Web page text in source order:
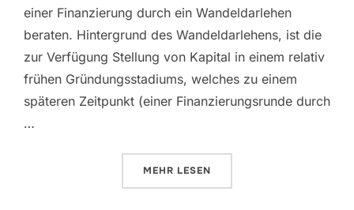
einer Finanzierung durch ein Wandeldarlehen
beraten. Hintergrund des Wandeldarlehens, ist die
zur Verfügung Stellung von Kapital in einem relativ
frühen Gründungsstadiums, welches zu einem
späteren Zeitpunkt (einer Finanzierungsrunde durch
…
MEHR LESEN